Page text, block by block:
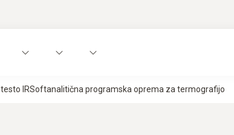
testo IRSoftanalitična programska oprema za termografijo